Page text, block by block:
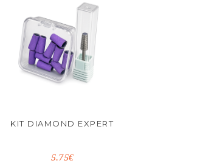
KIT DIAMOND EXPERT
5.75€